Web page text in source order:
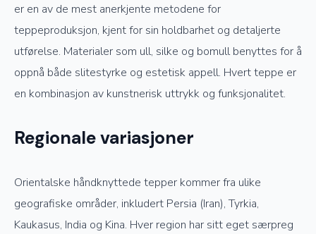
er en av de mest anerkjente metodene for
teppeproduksjon, kjent for sin holdbarhet og detaljerte
utførelse. Materialer som ull, silke og bomull benyttes for å
oppnå både slitestyrke og estetisk appell. Hvert teppe er
en kombinasjon av kunstnerisk uttrykk og funksjonalitet.
Regionale variasjoner
Orientalske håndknyttede tepper kommer fra ulike
geografiske områder, inkludert Persia (Iran), Tyrkia,
Kaukasus, India og Kina. Hver region har sitt eget særpreg